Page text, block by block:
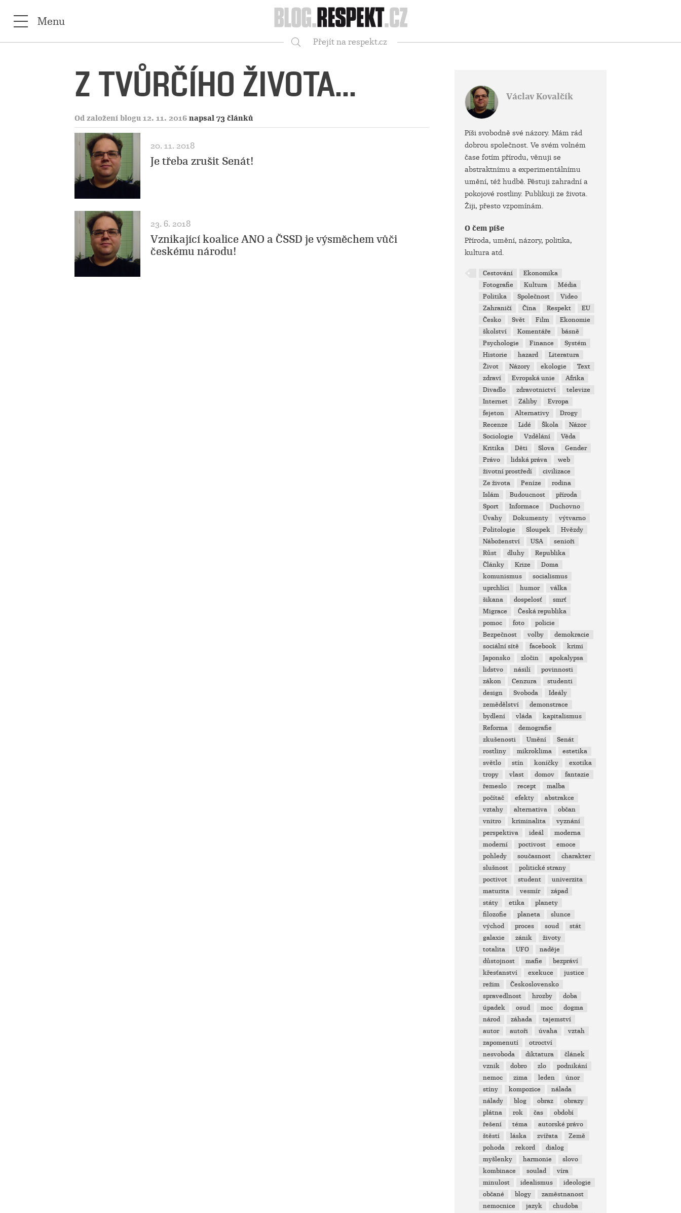
Respekt
Menu
Přejít na respekt.cz
Z TVŮRČÍHO ŽIVOTA...
Od založení blogu 12. 11. 2016 napsal 73 článků
20. 11. 2018
Je třeba zrušit Senát!
23. 6. 2018
Vznikající koalice ANO a ČSSD je výsměchem vůči
českému národu!
Václav Kovalčík
Píši svobodně své názory. Mám rád
dobrou společnost. Ve svém volném
čase fotím přírodu, věnuji se
abstraktnímu a experimentálnímu
umění, též hudbě. Pěstuji zahradní a
pokojové rostliny. Publikuji ze života.
Žiji, přesto vzpomínám.
O čem píše
Příroda, umění, názory, politika,
kultura atd.
Cestování
Ekonomika
Fotografie
Kultura
Média
Politika
Společnost
Video
Zahraničí
Čína Respekt
EU
Česko
Svět Film
Ekonomie
školství
Komentáře
básně
Psychologie
Finance
Systém
Historie
hazard
Literatura
Život
Názory ekologie
Text
zdraví
Evropská unie
Afrika
Divadlo
zdravotnictví
televize
Internet
Záliby
Evropa
fejeton
Alternativy
Drogy
Recenze
Lidé Škola
Názor
Sociologie
Vzdělání
Věda
Kritika
Děti Slova
Gender
Právo
lidská práva
web
životní prostředí
civilizace
Ze života
Peníze
rodina
Islám
Budoucnost
příroda
Sport
Informace
Duchovno
Úvahy
Dokumenty
výtvarno
Politologie
Sloupek
Hvězdy
Náboženství
USA
senioři
Růst
dluhy
Republika
Články
Krize
Doma
komunismus
socialismus
uprchlíci
humor
válka
šikana
dospelosť
smrť
Migrace
Česká republika
pomoc
foto
policie
Bezpečnost
volby
demokracie
sociální sítě
facebook
krimi
Japonsko
zločin
apokalypsa
lidstvo
násilí
povinnosti
zákon
Cenzura
studenti
design
Svoboda
Ideály
zemědělství
demonstrace
bydlení
vláda
kapitalismus
Reforma
demografie
zkušenosti
Umění
Senát
rostliny
mikroklima
estetika
světlo
stín koníčky
exotika
tropy
vlast domov
fantazie
řemeslo
recept
malba
počítač
efekty
abstrakce
vztahy
alternativa
občan
vnitro
kriminalita
vyznání
perspektiva
ideál
moderna
moderní
poctivost
emoce
pohledy
současnost
charakter
slušnost
politické strany
poctivot
student
univerzita
maturita
vesmír
západ
státy
etika
planety
filozofie
planeta
slunce
východ
proces soud
stát
galaxie
zánik
životy
totalita
UFO
naděje
důstojnost
mafie
bezpráví
křesťanství
exekuce
justice
režim
Československo
spravedlnost
hrozby
doba
úpadek
osud moc
dogma
národ
záhada
tajemství
autor
autoři úvaha
vztah
zapomenutí
otroctví
nesvoboda
diktatura
článek
vznik
dobro zlo
podnikání
nemoc
zima leden
únor
stíny
kompozice
nálada
nálady
blog obraz
obrazy
plátna
rok čas
období
řešení
téma
autorské právo
štěstí
láska zvířata
Země
pohoda
rekord
dialog
myšlenky
harmonie
slovo
kombinace
soulad
víra
minulost
idealismus
ideologie
občané
blogy
zaměstnanost
nemocnice
jazyk
chudoba